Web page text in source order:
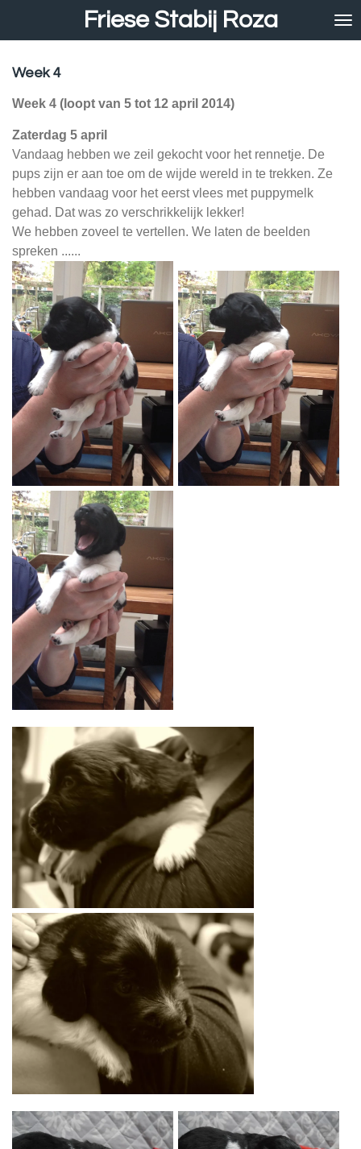
de
Friese Stabij Roza
Week 4
Week 4 (loopt van 5 tot 12 april 2014)
Zaterdag 5 april
Vandaag hebben we zeil gekocht voor het rennetje. De
pups zijn er aan toe om de wijde wereld in te trekken. Ze
hebben vandaag voor het eerst vlees met puppymelk
gehad. Dat was zo verschrikkelijk lekker!
We hebben zoveel te vertellen. We laten de beelden
spreken ......